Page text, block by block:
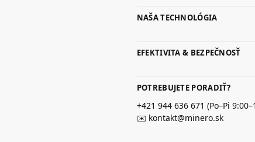
NAŠA TECHNOLÓGIA
EFEKTIVITA & BEZPEČNOSŤ
POTREBUJETE PORADIŤ?
+421 944 636 671 (Po–Pi
✉️ kontakt@minero.sk